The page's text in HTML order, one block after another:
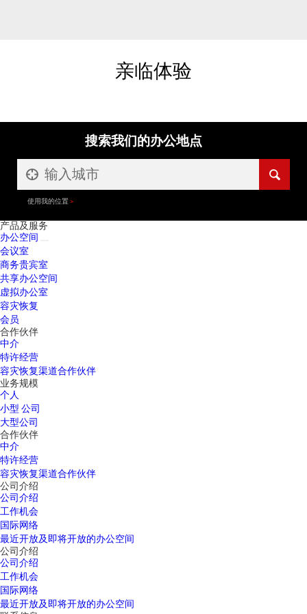
亲临体验
搜索我们的办公地点
使用我的位置
产品及服务
办公空间
会议室
商务贵宾室
共享办公空间
虚拟办公室
容灾恢复
会员
合作伙伴
中介
特许经营
容灾恢复渠道合作伙伴
业务规模
个人
小型 公司
大型公司
合作伙伴
中介
特许经营
容灾恢复渠道合作伙伴
公司介绍
公司介绍
工作机会
国际网络
最近开放及即将开放的办公空间
公司介绍
公司介绍
工作机会
国际网络
最近开放及即将开放的办公空间